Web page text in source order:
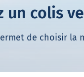
un colis
de choisir la